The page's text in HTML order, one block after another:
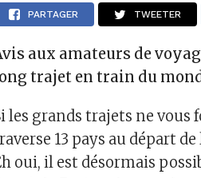
PARTAGER TWEETER
aux amateurs de
trajet en train du
les grands trajets ne vous
13 pays au départ
oui, il est désormais